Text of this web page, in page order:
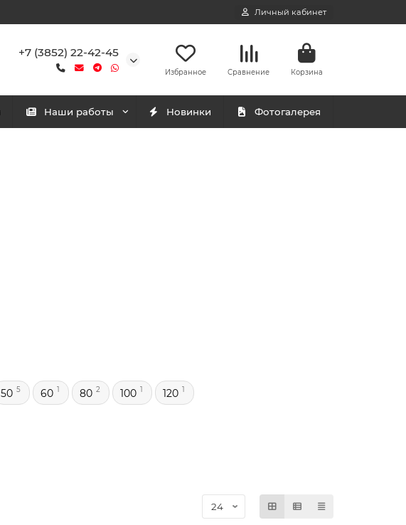
Личный кабинет
+7 (3852) 22-42-45
Избранное Сравнение Корзина
Наши работы Новинки Фотогалерея
50 5 60 1 80 2 100 1 120 1